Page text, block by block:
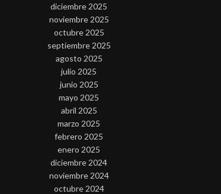
diciembre 2025
noviembre 2025
octubre 2025
septiembre 2025
agosto 2025
julio 2025
junio 2025
mayo 2025
abril 2025
marzo 2025
febrero 2025
enero 2025
diciembre 2024
noviembre 2024
octubre 2024